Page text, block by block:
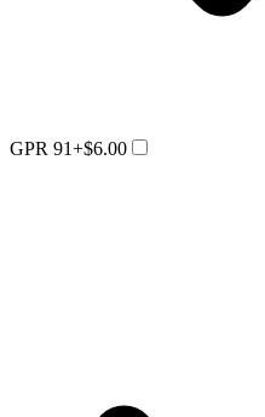
GPR 91+$6.00